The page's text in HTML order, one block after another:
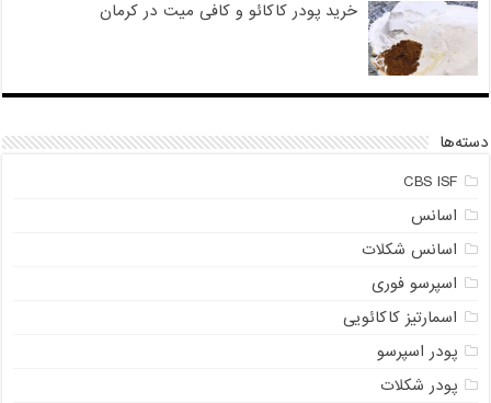
خرید پودر کاکائو و کافی میت در کرمان
دسته‌ها
CBS ISF
اسانس
اسانس شکلات
اسپرسو فوری
اسمارتیز کاکائویی
پودر اسپرسو
پودر شکلات